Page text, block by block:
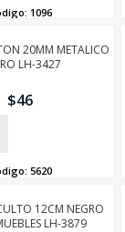
1096
20MM METALICO
LH-3427
$46
5620
12CM NEGRO
LH-3879